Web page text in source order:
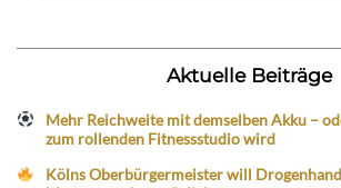
Aktuelle Beiträge
Mehr Reichweite mit demselben Akku –
zum rollenden Fitnessstudio wird
Kölns Oberbürgermeister will